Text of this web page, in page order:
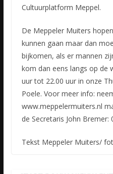
Cultuurplatform Meppel.
De Meppeler Muiters
kunnen gaan maar dan
bijkomen, als er mannen
kom dan eens langs op de
uur tot 22.00 uur in onze
Poele. Voor meer info:
www.meppelermuiters.nl
de Secretaris John Bremer:
Tekst Meppeler Muiters/